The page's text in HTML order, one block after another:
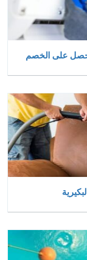
على الخصم